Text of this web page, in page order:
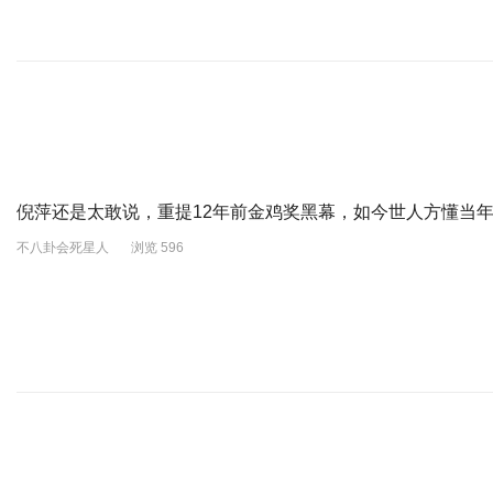
倪萍还是太敢说，重提12年前金鸡奖黑幕，如今世人方懂当
不八卦会死星人 浏览 596